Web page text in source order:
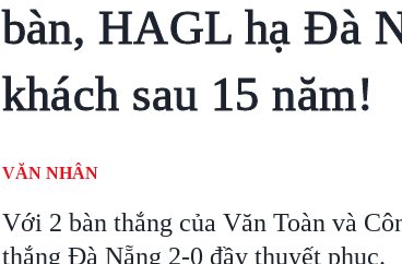
bàn, HAGL hạ Đà
khách sau 15 năm!
VĂN NHÂN
Với 2 bàn thắng của Văn Toàn và
thắng Đà Nẵng 2-0 đầy thuyết phục.